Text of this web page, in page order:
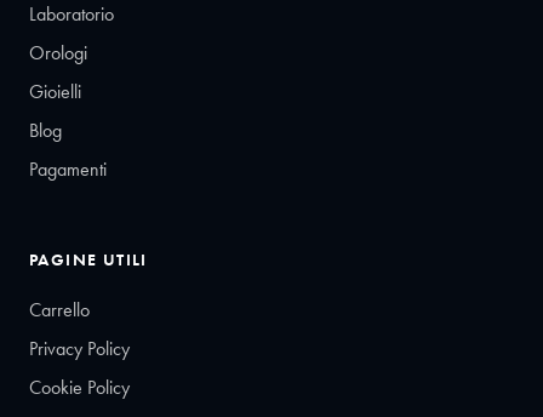
Laboratorio
Orologi
Gioielli
Blog
Pagamenti
PAGINE UTILI
Carrello
Privacy Policy
Cookie Policy